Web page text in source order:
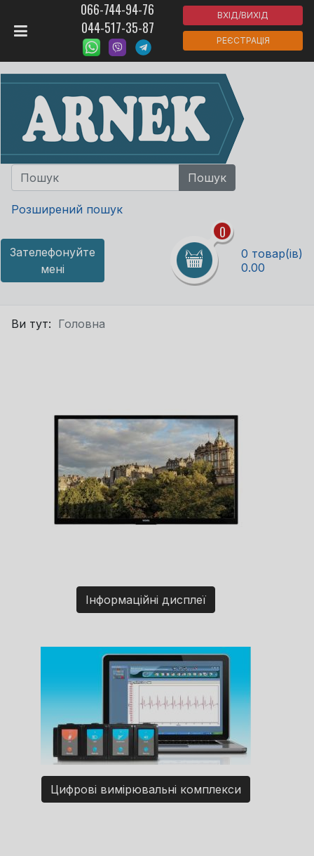
066-744-94-76
044-517-35-87
ВХІД/ВИХІД
РЕЄСТРАЦІЯ
Розширений пошук
Зателефонуйте
мені
0
0 товар(ів)
0.00
Ви тут: Головна
Інформаційні дисплеї
Цифрові вимірювальні комплекси